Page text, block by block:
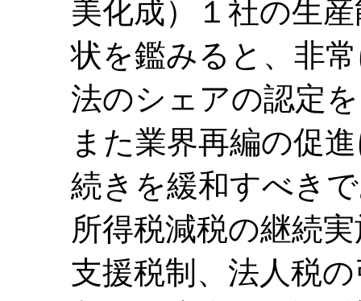
美化成）１社の生
状を鑑みると、非
法のシェアの認定
また業界再編の促
続きを緩和すべき
所得税減税の継続
支援税制、法人税